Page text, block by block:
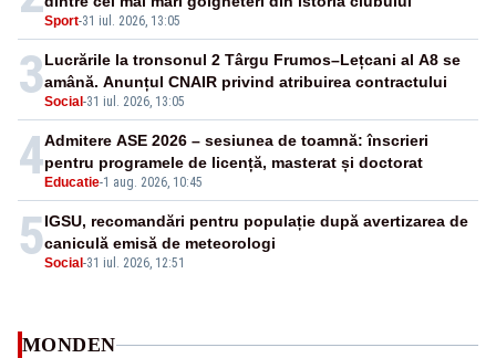
Sport-31 iul. 2026, 13:05
3Social -31 iul. 2026, 13:05
Lucrările la tronsonul 2 Târgu Frumos–Lețcani al A8 se
amână. Anunțul CNAIR privind atribuirea contractului
4 Educatie-1 aug. 2026, 10:45
Admitere ASE 2026 – sesiunea de toamnă: înscrieri
pentru programele de licență, masterat și doctorat
5Social -31 iul. 2026, 12:51
IGSU, recomandări pentru populație după avertizarea de
caniculă emisă de meteorologi
MONDEN